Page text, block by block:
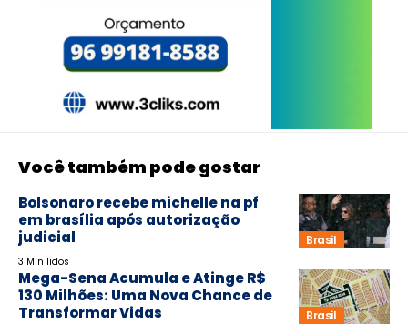
Você também pode gostar
Brasil
Bolsonaro recebe michelle na pf
em brasília após autorização
judicial
3 Min lidos
Brasil
Mega-Sena Acumula e Atinge R$
130 Milhões: Uma Nova Chance de
Transformar Vidas